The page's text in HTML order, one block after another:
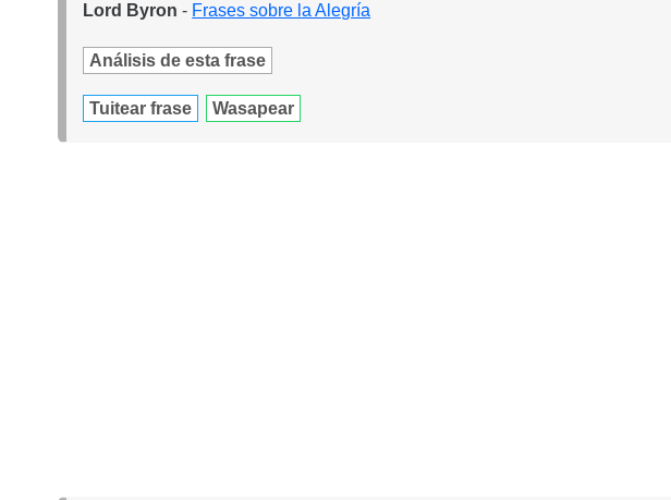
Lord Byron - Frases sobre la Alegría
Análisis de esta frase
Tuitear frase Wasapear